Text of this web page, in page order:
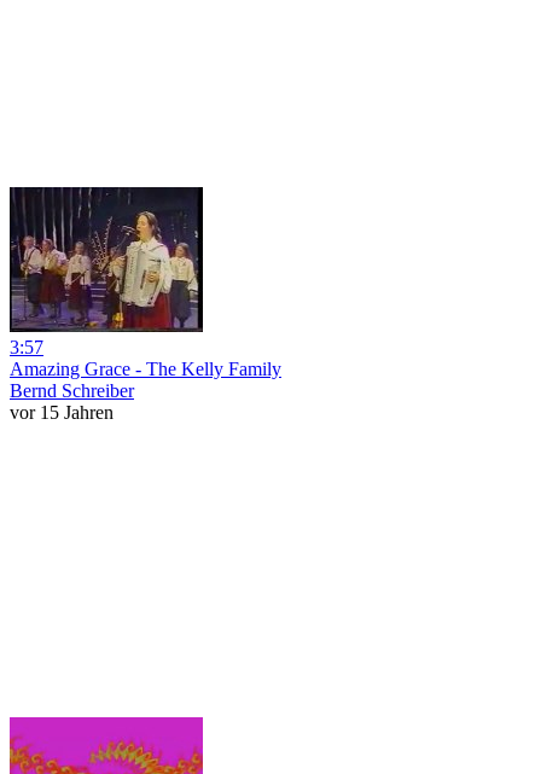
3:57
Amazing Grace - The Kelly Family
Bernd Schreiber
vor 15 Jahren